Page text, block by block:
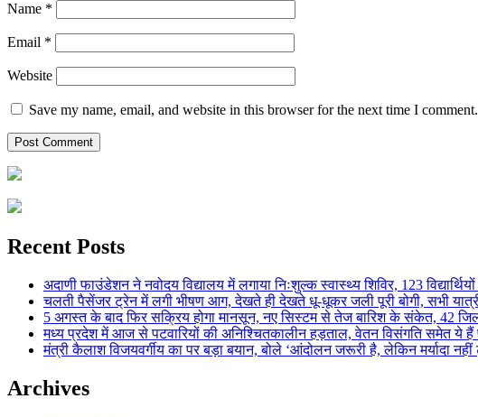
Name *
Email *
Website
Save my name, email, and website in this browser for the next time I comment.
Recent Posts
अदाणी फाउंडेशन ने नवोदय विद्यालय में लगाया निःशुल्क स्वास्थ्य शिविर, 123
चलती पैसेंजर ट्रेन में लगी भीषण आग, देखते ही देखते धू-धूकर जली पूरी बोगी, सभी
5 अगस्त के बाद फिर सक्रिय होगा मानसून, नए सिस्टम से तेज बारिश के संकेत, 42
मध्य प्रदेश में आज से पटवारियों की अनिश्चितकालीन हड़ताल, वेतन विसंगति समेत ये हैं
मंत्री कैलाश विजयवर्गीय का पर बड़ा बयान, बोले ‘आंदोलन जरूरी है, लेकिन मर्यादा नहीं
Archives